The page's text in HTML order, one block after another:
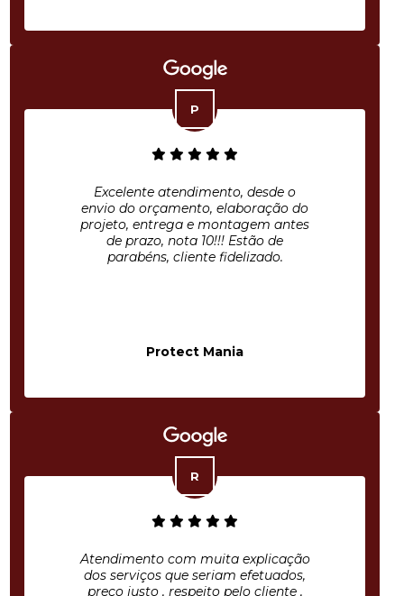
Excelente atendimento, desde o
envio do orçamento, elaboração do
projeto, entrega e montagem antes
de prazo, nota 10!!! Estão de
parabéns, cliente fidelizado.
Protect Mania
Atendimento com muita explicação
dos serviços que seriam efetuados,
preço justo , respeito pelo cliente ,